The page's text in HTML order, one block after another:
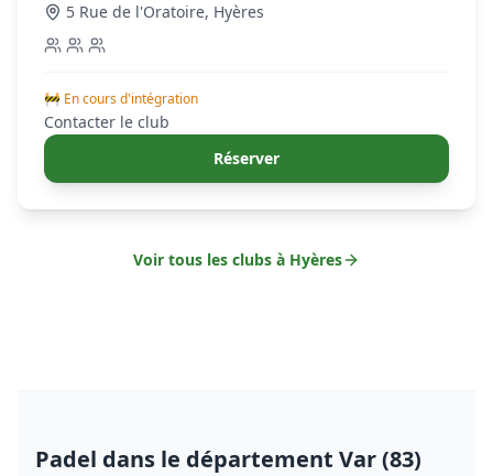
5 Rue de l'Oratoire, Hyères
🚧 En cours d'intégration
Contacter le club
Réserver
Voir tous les clubs à Hyères
Padel dans le département Var (83)